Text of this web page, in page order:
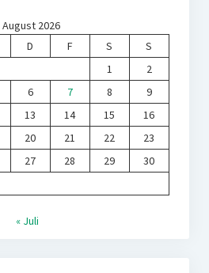
August 2026
D F S
S
1
2
6 7 8
9
13 14 15
16
20 21 22
23
27 28 29
30
« Juli